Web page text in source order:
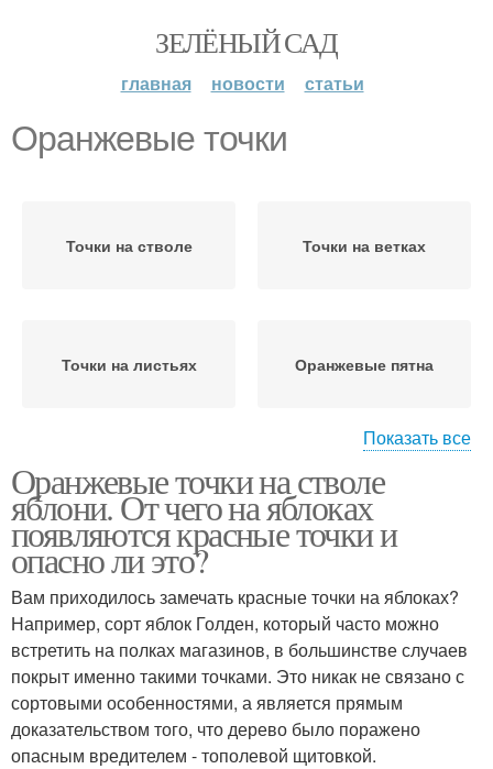
ЗЕЛЁНЫЙ САД
главная новости статьи
Оранжевые точки
Точки на стволе Точки на ветках
Точки на листьях Оранжевые пятна
Черные точки Точки на яблоках
Показать все
Оранжевые точки на стволе
яблони. От чего на яблоках
появляются красные точки и
опасно ли это?
Вам приходилось замечать красные точки на яблоках?
Например, сорт яблок Голден, который часто можно
встретить на полках магазинов, в большинстве случаев
покрыт именно такими точками. Это никак не связано с
сортовыми особенностями, а является прямым
доказательством того, что дерево было поражено
опасным вредителем - тополевой щитовкой.